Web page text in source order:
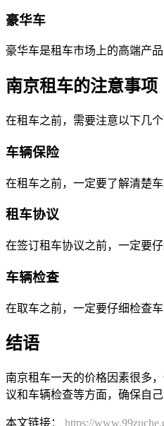
豪华车
豪华车是租车市场上的高端产
南京租车的注意事项
在租车之前，需要注意以下几个
车辆保险
在租车之前，一定要了解清楚
租车协议
在签订租车协议之前，一定要
车辆检查
在取车之前，一定要仔细检查
结语
南京租车一天的价格因素很多
议和车辆检查等方面，确保自己
本文链接： https://